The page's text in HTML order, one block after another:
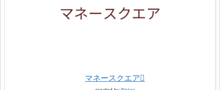
マネースクエア